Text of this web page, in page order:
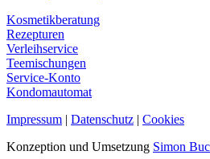
Kosmetikberatung
Rezepturen
Verleihservice
Teemischungen
Service-Konto
Kondomautomat
Impressum | Datenschutz | Cookies
Konzeption und Umsetzung Simon